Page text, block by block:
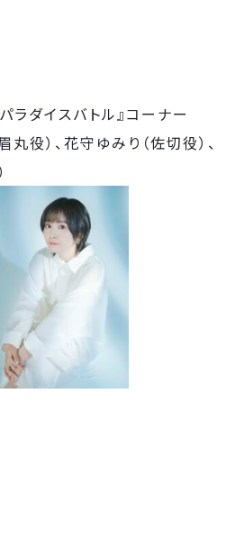
ダイスバトル』コーナー
役）、花守ゆみり（佐切役）、